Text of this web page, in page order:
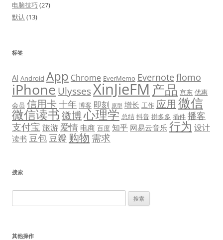
电脑技巧(27)
默认 (13)
标签
AI Android App Chrome EverMemo Evernote flomo
iPhoneUlyssesXinJieFM 产品 京东 优惠
会员 信用卡十年 博客 即刻 原型 增长 工作 应用 微信
微信读书微博心理学 总结 抖音 拼多多 插件 播客
支付宝 旅游爱情 电商 百度 知乎 网易云音乐 行为 设计
读书 豆包豆瓣 购物 需求
搜索
索：
其他操作